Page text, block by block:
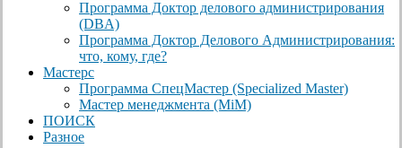
Программа Доктор делового администрирования
(DBА)
Программа Доктор Делового Администрирования:
что, кому, где?
Мастерс
Программа СпецМастер (Specialized Master)
Мастер менеджмента (MiM)
ПОИСК
Разное